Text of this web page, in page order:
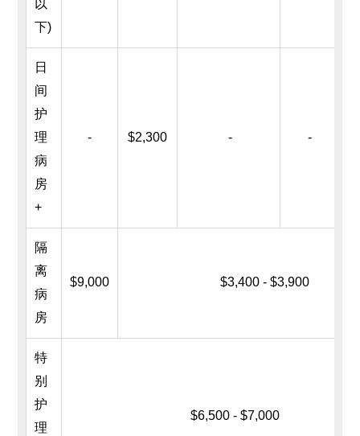
以
下)
日
间
护
理
病
房
+
- $2,300 - -
隔
离
病
房
$9,000 $3,400 - $3,900
特
别
护
理
$6,500 - $7,000